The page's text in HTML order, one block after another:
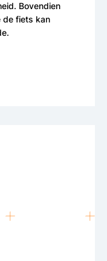
Bovendien
de fiets kan